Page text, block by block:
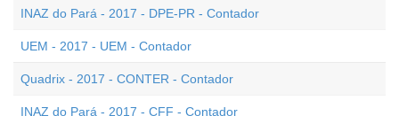
INAZ do Pará - 2017 - DPE-PR - Contador
UEM - 2017 - UEM - Contador
Quadrix - 2017 - CONTER - Contador
INAZ do Pará - 2017 - CFF - Contador